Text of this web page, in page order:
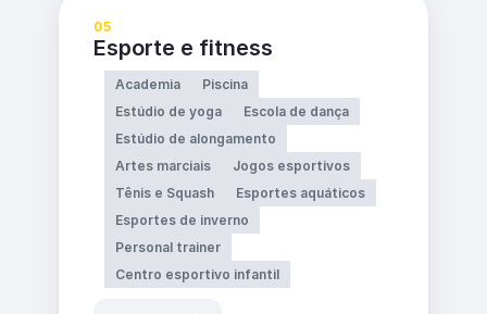
05
Esporte e fitness
Academia
Piscina
Estúdio de yoga
Escola de dança
Estúdio de alongamento
Artes marciais
Jogos esportivos
Tênis e Squash
Esportes aquáticos
Esportes de inverno
Personal trainer
Centro esportivo infantil